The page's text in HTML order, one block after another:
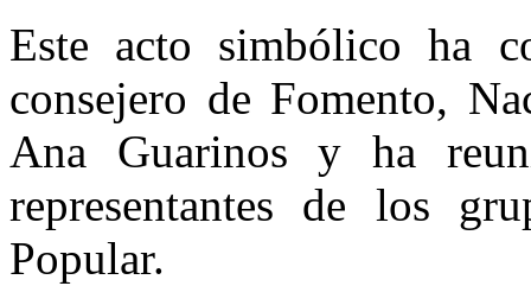
Este acto simbólico ha
consejero de Fomento,
Ana Guarinos y ha
representantes de los
Popular.